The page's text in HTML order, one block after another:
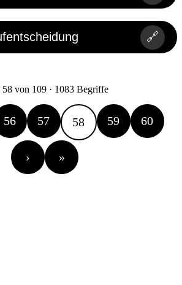
🔗
58 von 109 · 1083 Begriffe
56 57 58 59 60
› »